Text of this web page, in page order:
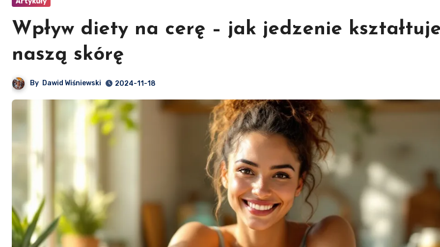
Wpływ diety na cerę – jak jedzenie
naszą skórę
By Dawid Wiśniewski 2024-11-18